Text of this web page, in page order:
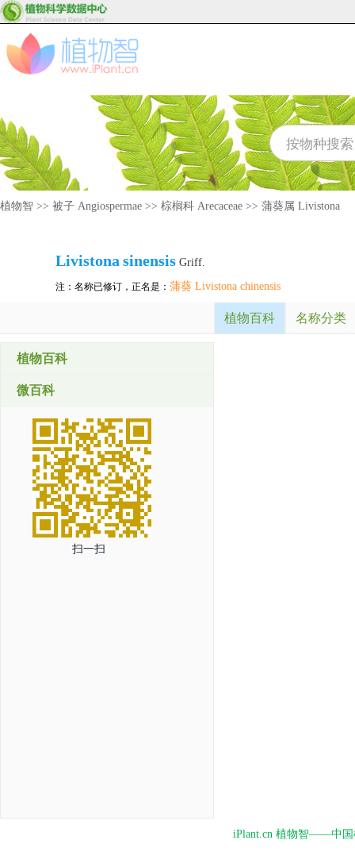
植物智 >> 被子 Angiospermae >> 棕榈科 Arecaceae >> 蒲葵属 Livistona
Livistona sinensis Griff.
注：名称已修订，正名是： 蒲葵 Livistona chinensis
植物百科 名称分类
植物百科
微百科
扫一扫
iPlant.cn 植物智——中国